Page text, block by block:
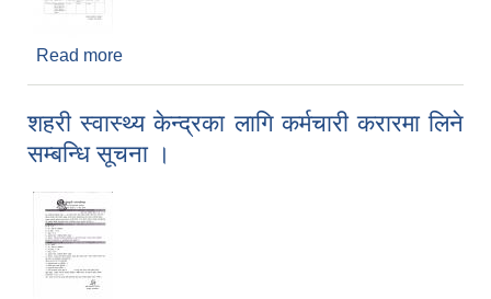
Read more
शहरी स्वास्थ्य केन्द्रका लागि कर्मचारी करारमा लिने
सम्बन्धि सूचना ।